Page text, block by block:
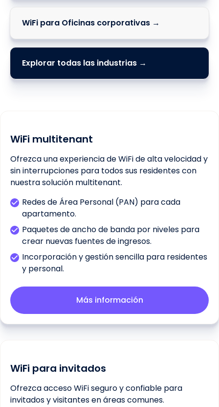
WiFi para Oficinas corporativas →
Explorar todas las industrias →
WiFi multitenant
Ofrezca una experiencia de WiFi de alta velocidad y
sin interrupciones para todos sus residentes con
nuestra solución multitenant.
Redes de Área Personal (PAN) para cada
apartamento.
Paquetes de ancho de banda por niveles para
crear nuevas fuentes de ingresos.
Incorporación y gestión sencilla para residentes
y personal.
Más información
WiFi para invitados
Ofrezca acceso WiFi seguro y confiable para
invitados y visitantes en áreas comunes.